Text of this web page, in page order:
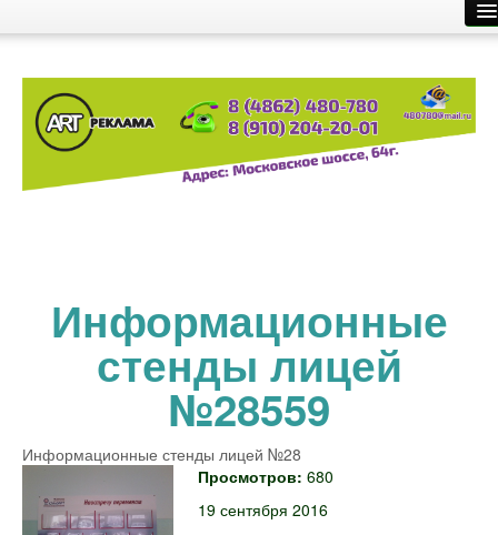
Размещение рекламы
О компании Контакты
Информационные
стенды лицей
№28559
Информационные стенды лицей №28
Просмотров: 680
19 сентября 2016